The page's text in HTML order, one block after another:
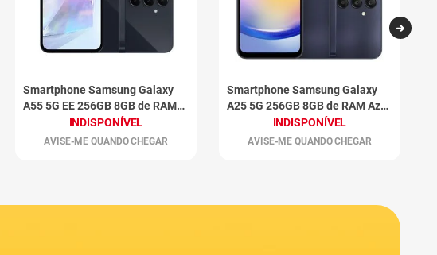
Smartphone Samsung Galaxy
A55 5G EE 256GB 8GB de RAM
Azul EscuroINDISPONÍVEL
AVISE-ME QUANDO CHEGAR
Smartphone Samsung Galaxy
A25 5G 256GB 8GB de RAM Azul
INDISPONÍVEL
AVISE-ME QUANDO CHEGAR